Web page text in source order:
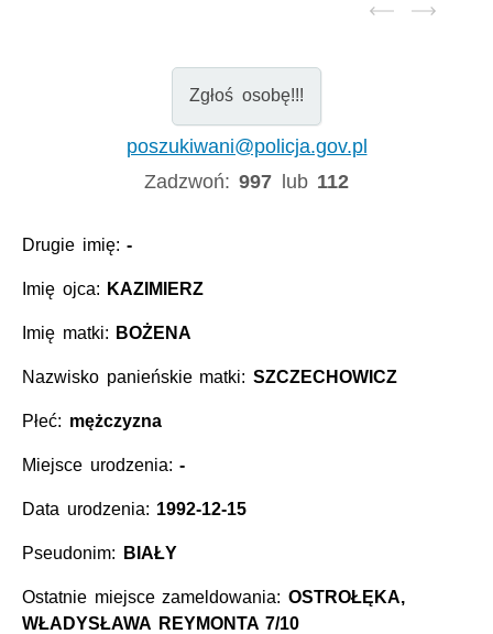
Zgłoś osobę!!!
poszukiwani@policja.gov.pl
Zadzwoń:997 lub 112
Drugie imię:-
Imię ojca: KAZIMIERZ
Imię matki: BOŻENA
Nazwisko panieńskie matki: SZCZECHOWICZ
Płeć: mężczyzna
Miejsce urodzenia:-
Data urodzenia: 1992-12-15
Pseudonim: BIAŁY
Ostatnie miejsce zameldowania: OSTROŁĘKA,
WŁADYSŁAWA REYMONTA 7/10